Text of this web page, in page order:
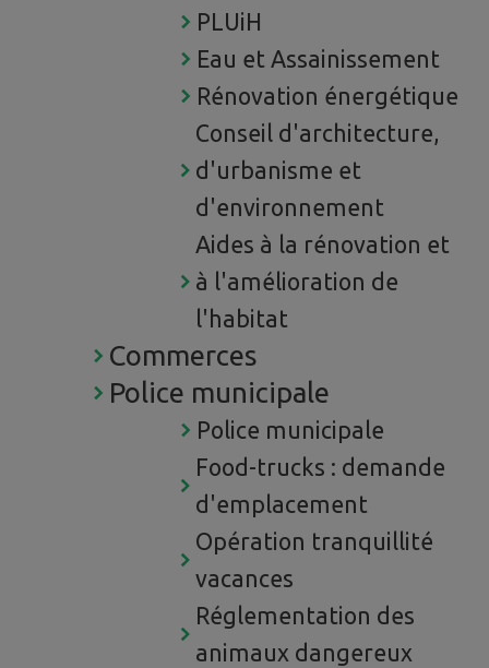
PLUiH
Eau et Assainissement
Rénovation énergétique
Conseil d'architecture,
d'urbanisme et
d'environnement
Aides à la rénovation et
à l'amélioration de
l'habitat
Commerces
Police municipale
Police municipale
Food-trucks : demande
d'emplacement
Opération tranquillité
vacances
Réglementation des
animaux dangereux